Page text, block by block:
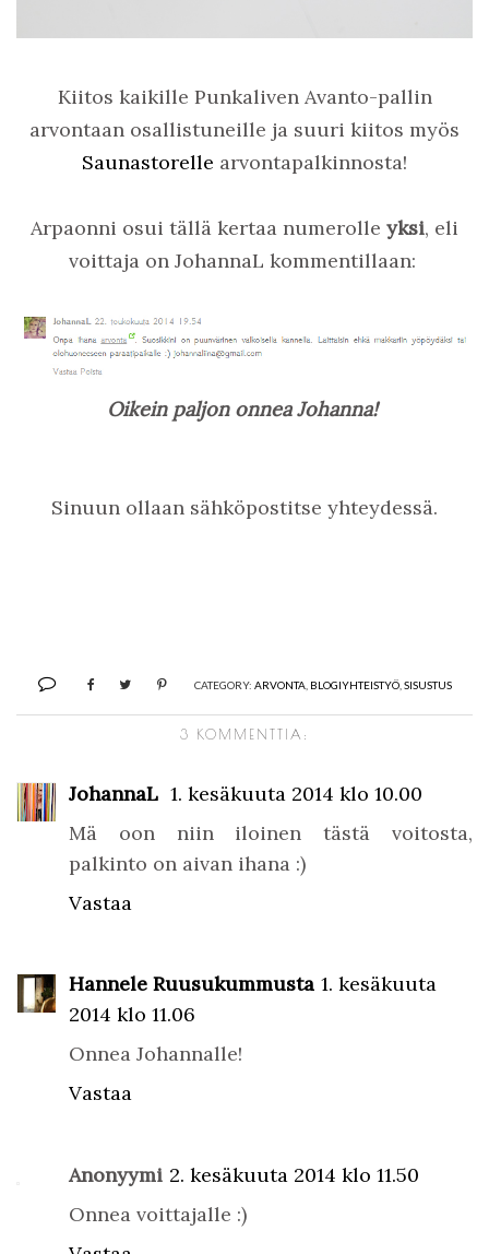
Kiitos kaikille Punkaliven Avanto-pallin
arvontaan osallistuneille ja suuri kiitos myös
Saunastorelle arvontapalkinnosta!
Arpaonni osui tällä kertaa numerolle yksi, eli
voittaja on JohannaL kommentillaan:
Oikein paljon onnea Johanna!
Sinuun ollaan sähköpostitse yhteydessä.
CATEGORY: ARVONTA, BLOGIYHTEISTYÖ, SISUSTUS
3 KOMMENTTIA:
JohannaL 1. kesäkuuta 2014 klo 10.00
Mä oon niin iloinen tästä voitosta,
palkinto on aivan ihana :)
Vastaa
Hannele Ruusukummusta 1. kesäkuuta
2014 klo 11.06
Onnea Johannalle!
Vastaa
Anonyymi 2. kesäkuuta 2014 klo 11.50
Onnea voittajalle :)